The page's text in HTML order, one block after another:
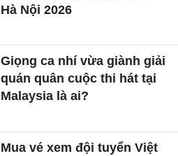
Hà Nội 2026
Giọng ca nhí vừa giành giải
quán quân cuộc thi hát tại
Malaysia là ai?
Mua vé xem đội tuyển Việt